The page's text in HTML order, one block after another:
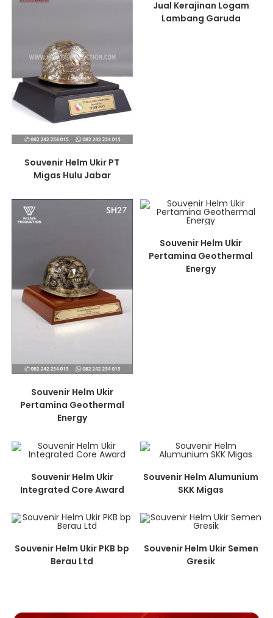
Souvenir Helm Ukir PT
Migas Hulu Jabar
Jual Kerajinan Logam
Lambang Garuda
Souvenir Helm Ukir
Pertamina Geothermal
Energy
Souvenir Helm Ukir
Pertamina Geothermal
Energy
Souvenir Helm Ukir
Integrated Core Award
Souvenir Helm Alumunium
SKK Migas
Souvenir Helm Ukir PKB bp
Berau Ltd
Souvenir Helm Ukir Semen
Gresik